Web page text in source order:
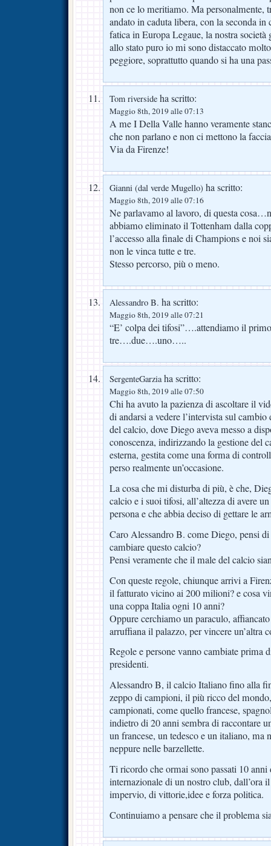
non ce lo meritiamo. Ma personalmente,
andato in caduta libera, con la seconda in
fatica in Europa Legaue, la nostra società
allo stato puro io mi sono distaccato
peggiore, soprattutto quando si ha una
Tom riverside ha scritto:
Maggio 8th, 2019 alle 07:13
A me I Della Valle hanno veramente
che non parlano e non ci mettono la
Via da Firenze!
Gianni (dal verde Mugello) ha scritto:
Maggio 8th, 2019 alle 07:16
Ne parlavamo al lavoro, di questa
abbiamo eliminato il Tottenham dalla
l’accesso alla finale di Champions e noi
non le vinca tutte e tre.
Stesso percorso, più o meno.
Alessandro B. ha scritto:
Maggio 8th, 2019 alle 07:21
“E’ colpa dei tifosi”….attendiamo il
tre….due….uno…..
SergenteGarziaha scritto:
Maggio 8th, 2019 alle 07:50
Chi ha avuto la pazienza di ascoltare il
di andarsi a vedere l’intervista sul
del calcio, dove Diego aveva messo a
conoscenza, indirizzando la gestione del
esterna, gestita come una forma di
perso realmente un’occasione.
La cosa che mi disturba di più, è che,
calcio e i suoi tifosi, all’altezza di avere
persona e che abbia deciso di gettare le
Caro Alessandro B. come Diego, pensi
cambiare questo calcio?
Pensi veramente che il male del calcio
Con queste regole, chiunque arrivi a
il fatturato vicino ai 200 milioni? e cosa
una coppa Italia ogni 10 anni?
Oppure cerchiamo un paraculo,
arruffiana il palazzo, per vincere un’altra
Regole e persone vanno cambiate prima
presidenti.
Alessandro B, il calcio Italiano fino alla
zeppo di campioni, il più ricco del
campionati, come quello francese,
indietro di 20 anni sembra di raccontare
un francese, un tedesco e un italiano,
neppure nelle barzellette.
Ti ricordo che ormai sono passati 10
internazionale di un nostro club, dall’ora
impervio, di vittorie,idee e forza politica.
Continuiamo a pensare che il problema